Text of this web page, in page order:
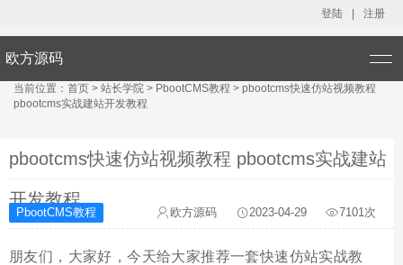
登陆 注册
欧方源码
当前位置： 首页 > 站长学院 > PbootCMS教程 > pbootcms快速仿站视频教程
pbootcms实战建站开发教程
pbootcms快速仿站视频教程 pbootcms实战建站
开发教程
PbootCMS教程 欧方源码 2023-04-29 7101次
朋友们，大家好，今天给大家推荐一套快速仿站实战教